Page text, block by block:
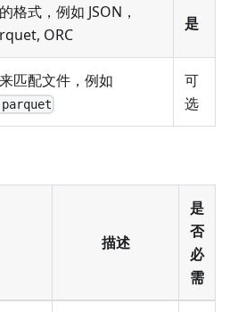
格式，例如 JSON，
ORC
是
匹配文件，例如
可
选
描述
是
否
必
需